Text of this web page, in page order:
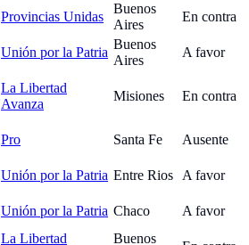
Provincias Unidas
Buenos
Aires
En contra
Unión por la Patria
Buenos
Aires
A favor
La Libertad
Avanza
Misiones En contra
Pro Santa Fe Ausente
Unión por la Patria Entre Rios A favor
Unión por la Patria Chaco A favor
La Libertad
Buenos